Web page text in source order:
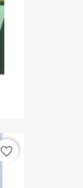
favorite_border